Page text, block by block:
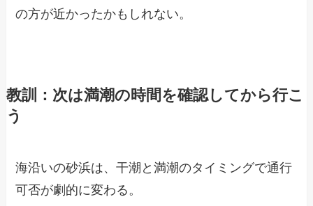
の方が近かったかもしれない。
教訓：次は満潮の時間を確認してから行こ
う
海沿いの砂浜は、干潮と満潮のタイミングで通行
可否が劇的に変わる。